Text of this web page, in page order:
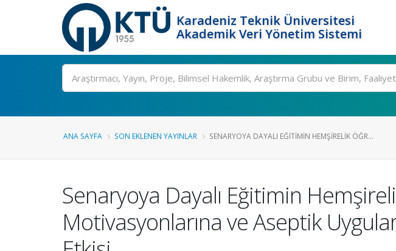
Karadeniz Teknik Üniversitesi
Akademik Veri Yönetim Sistemi
Ara
ANA SAYFA SON EKLENEN YAYINLAR SENARYOYA DAYALI EĞITIMIN HEMŞIRELIK ÖĞR...
Senaryoya Dayalı Eğitimin
Motivasyonlarına ve Aseptik